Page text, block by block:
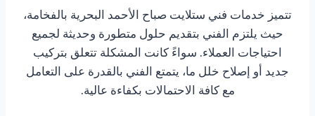
تتميز خدمات فني ستلايت صباح الأحمد البحرية بالفخامة،
حيث يلتزم الفني بتقديم حلول متطورة وحديثة لجميع
احتياجات العملاء. سواءً كانت المشكلة تتعلق بتركيب
جديد أو إصلاح خلل ما، يتمتع الفني بالقدرة على التعامل
مع كافة الاحتمالات بكفاءة عالية.